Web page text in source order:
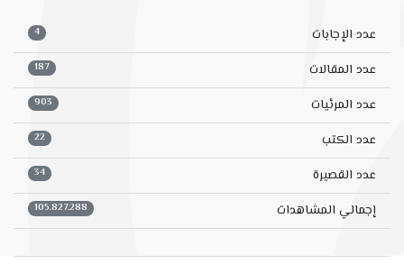
عدد الإجابات 4
عدد المقالات 187
عدد المرئيات 903
عدد الكتب 22
عدد القصيرة 34
إجمالي المشاهدات 105.827.288